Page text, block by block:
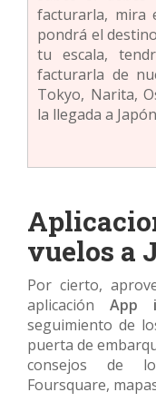
facturarla, mira
pondrá el
tu escala,
facturarla de
Tokyo, Narita,
la llegada a
vuelos a
Por cierto,
aplicación App
seguimiento de
puerta de
consejos de
Foursquare,